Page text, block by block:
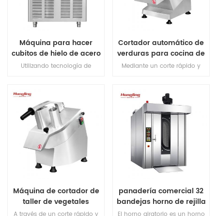
Máquina para hacer
cubitos de hielo de acero
inoxidable de 90 kg/24 h
Utilizando tecnología de
se completa en 10 minutos.
Cortador automático de
verduras para cocina de
restaurante
Mediante un corte rápido y
verduras o rodajas de carne.
Máquina de cortador de
taller de vegetales
multifuncional
panadería comercial 32
bandejas horno de rejilla
giratoria eléctrica con